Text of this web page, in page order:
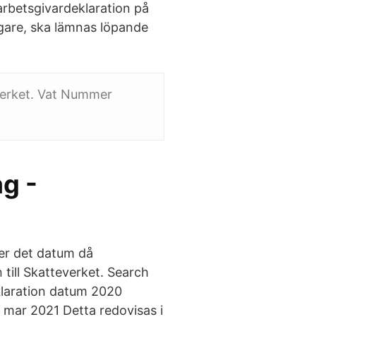
på
ska lämnas löpande
Vat Nummer
-
det datum då
till Skatteverket. Search
datum 2020
2021 Detta redovisas i